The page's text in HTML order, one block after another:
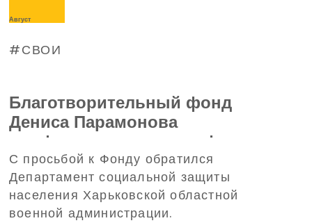
Август
СВОИ
Благотворительный фонд
Дениса Парамонова
профинансирует трансфер
детей из Харьковской области
на отдых в Польшу
С просьбой к Фонду обратился
Департамент социальной защиты
населения Харьковской областной
военной администрации.